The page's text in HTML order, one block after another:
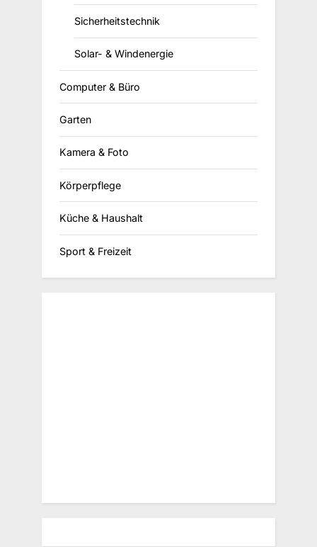
Sicherheitstechnik
Solar- & Windenergie
Computer & Büro
Garten
Kamera & Foto
Körperpflege
Küche & Haushalt
Sport & Freizeit